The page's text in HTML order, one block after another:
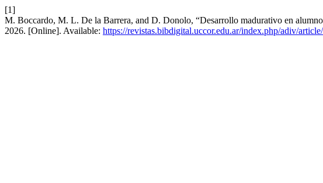
[1]
M. Boccardo, M. L. De la Barrera, and D. Donolo, “Desarrollo madurativo en
2026. [Online]. Available: https://revistas.bibdigital.uccor.edu.ar/index.php/adiv/